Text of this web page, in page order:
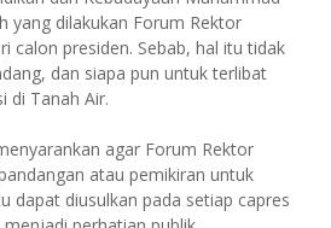
yang dilakukan Forum Rektor
calon presiden. Sebab, hal itu tidak
dan siapa pun untuk terlibat
di Tanah Air.
agar Forum Rektor
atau pemikiran untuk
dapat diusulkan pada setiap capres